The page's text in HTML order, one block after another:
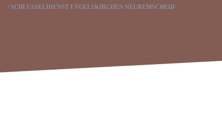
SCHLÜSSELDIENST ENGELSKIRCHEN NEUREMSCHEID